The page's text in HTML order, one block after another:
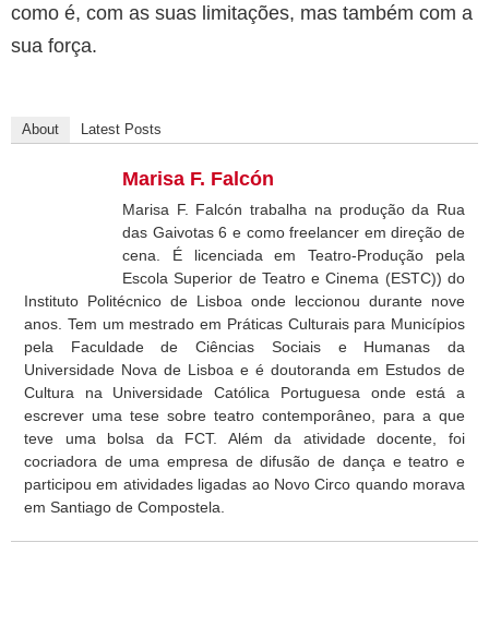
como é, com as suas limitações, mas também com a
sua força.
About Latest Posts
Marisa F. Falcón
Marisa F. Falcón trabalha na produção da Rua
das Gaivotas 6 e como freelancer em direção de
cena. É licenciada em Teatro-Produção pela
Escola Superior de Teatro e Cinema (ESTC)) do
Instituto Politécnico de Lisboa onde leccionou durante nove
anos. Tem um mestrado em Práticas Culturais para Municípios
pela Faculdade de Ciências Sociais e Humanas da
Universidade Nova de Lisboa e é doutoranda em Estudos de
Cultura na Universidade Católica Portuguesa onde está a
escrever uma tese sobre teatro contemporâneo, para a que
teve uma bolsa da FCT. Além da atividade docente, foi
cocriadora de uma empresa de difusão de dança e teatro e
participou em atividades ligadas ao Novo Circo quando morava
em Santiago de Compostela.